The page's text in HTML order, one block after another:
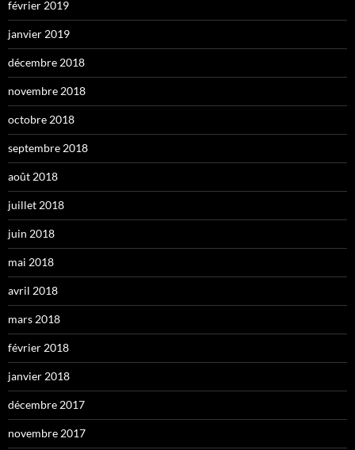
février 2019
janvier 2019
décembre 2018
novembre 2018
octobre 2018
septembre 2018
août 2018
juillet 2018
juin 2018
mai 2018
avril 2018
mars 2018
février 2018
janvier 2018
décembre 2017
novembre 2017